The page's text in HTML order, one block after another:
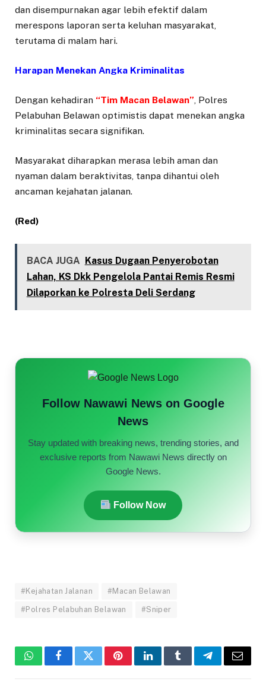
dan disempurnakan agar lebih efektif dalam
merespons laporan serta keluhan masyarakat,
terutama di malam hari.
Harapan Menekan Angka Kriminalitas
Dengan kehadiran “Tim Macan Belawan”, Polres
Pelabuhan Belawan optimistis dapat menekan angka
kriminalitas secara signifikan.
Masyarakat diharapkan merasa lebih aman dan
nyaman dalam beraktivitas, tanpa dihantui oleh
ancaman kejahatan jalanan.
(Red)
BACA JUGA
Kasus Dugaan Penyerobotan
Lahan, KS Dkk Pengelola Pantai Remis Resmi
Dilaporkan ke Polresta Deli Serdang
Follow Nawawi News on Google
News
Stay updated with breaking news, trending stories, and
exclusive reports from Nawawi News directly on
Google News.
Follow Now
#Kejahatan Jalanan #Macan Belawan
#Polres Pelabuhan Belawan #Sniper
WhatsAppFacebookTwitterPinterestLinkedInTumblrTelegramEmail